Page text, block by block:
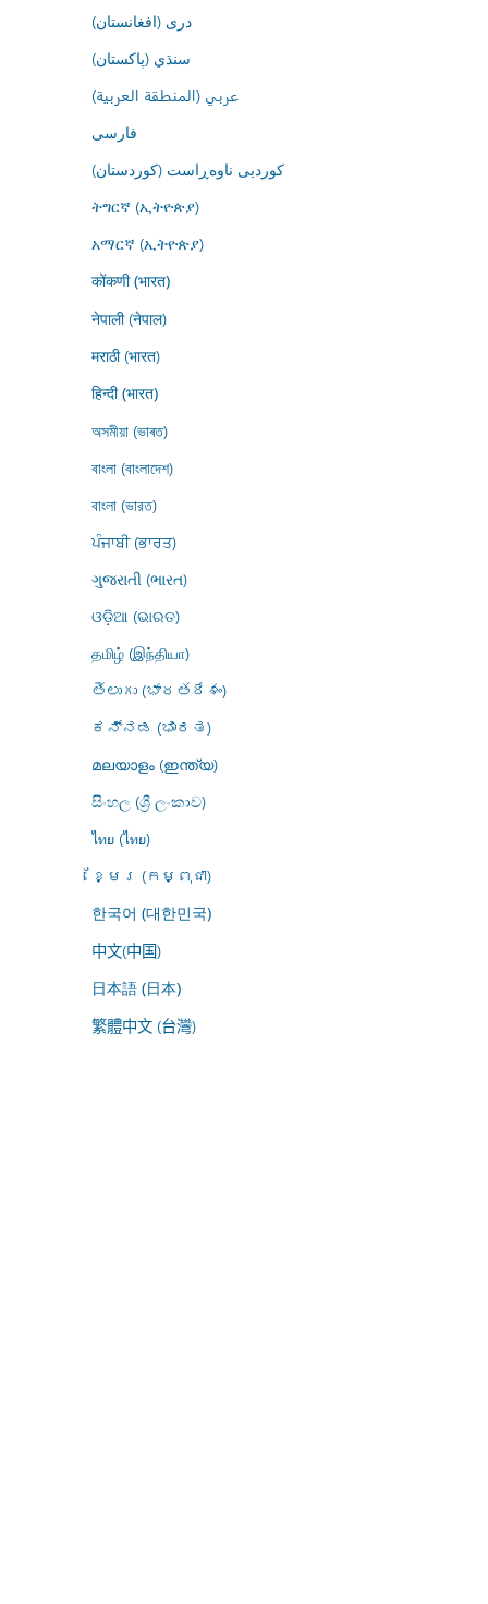
درى (افغانستان)
سنڌي (پاکستان)
عربي (المنطقة العربية)
فارسى
کوردیی ناوەڕاست (کوردستان)
ትግርኛ (ኢትዮጵያ)
አማርኛ (ኢትዮጵያ)
कोंकणी (भारत)
नेपाली (नेपाल)
मराठी (भारत)
हिन्दी (भारत)
অসমীয়া (ভাৰত)
বাংলা (বাংলাদেশ)
বাংলা (ভারত)
ਪੰਜਾਬੀ (ਭਾਰਤ)
ગુજરાતી (ભારત)
ଓଡ଼ିଆ (ଭାରତ)
தமிழ் (இந்தியா)
తెలుగు (భారతదేశం)
ಕನ್ನಡ (ಭಾರತ)
മലയാളം (ഇന്ത്യ)
සිංහල (ශ්‍රී ලංකාව)
ไทย (ไทย)
ខ្មែរ (កម្ពុជា)
한국어 (대한민국)
中文(中国)
日本語 (日本)
繁體中文 (台灣)